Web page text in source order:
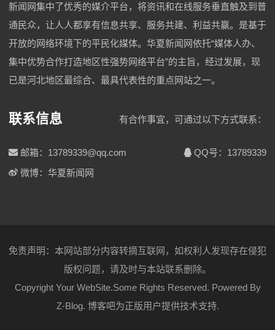
新闻网集中了优秀的媒介平台，将资讯和在线服务垂直触及到普
通民众，让人人都享有信息共享、服务共建、利益共赢。是基于
开放的网络环境下的平民化媒体。华夏新闻网依托“媒体人办、
集中优势合作打造地区性强势网络平台”的主旨，经过发展，现
已是河北地区最综合、最具代表性的重点网站之一。
联系信息 有合作事宜，可通过以下方式联系：
邮箱：13789339@qq.com
QQ号：13789339
微博：华夏新闻网
免责声明：本网站部分内容转摘互联网，如权利人发现存在侵犯
版权问题，请及时与本站联系删除。
Copyright Your WebSite.Some Rights Reserved. Powered By
Z-Blog. 博客吧为正版用户提供技术支持.